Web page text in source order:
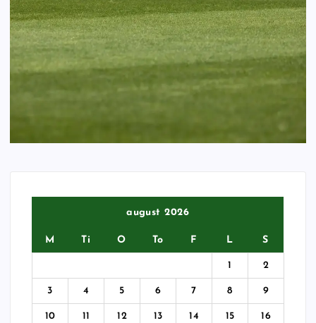
august 2026
M Ti O To F L S
1 2
3 4 5 6 7 8 9
10 11 12 13 14 15 16